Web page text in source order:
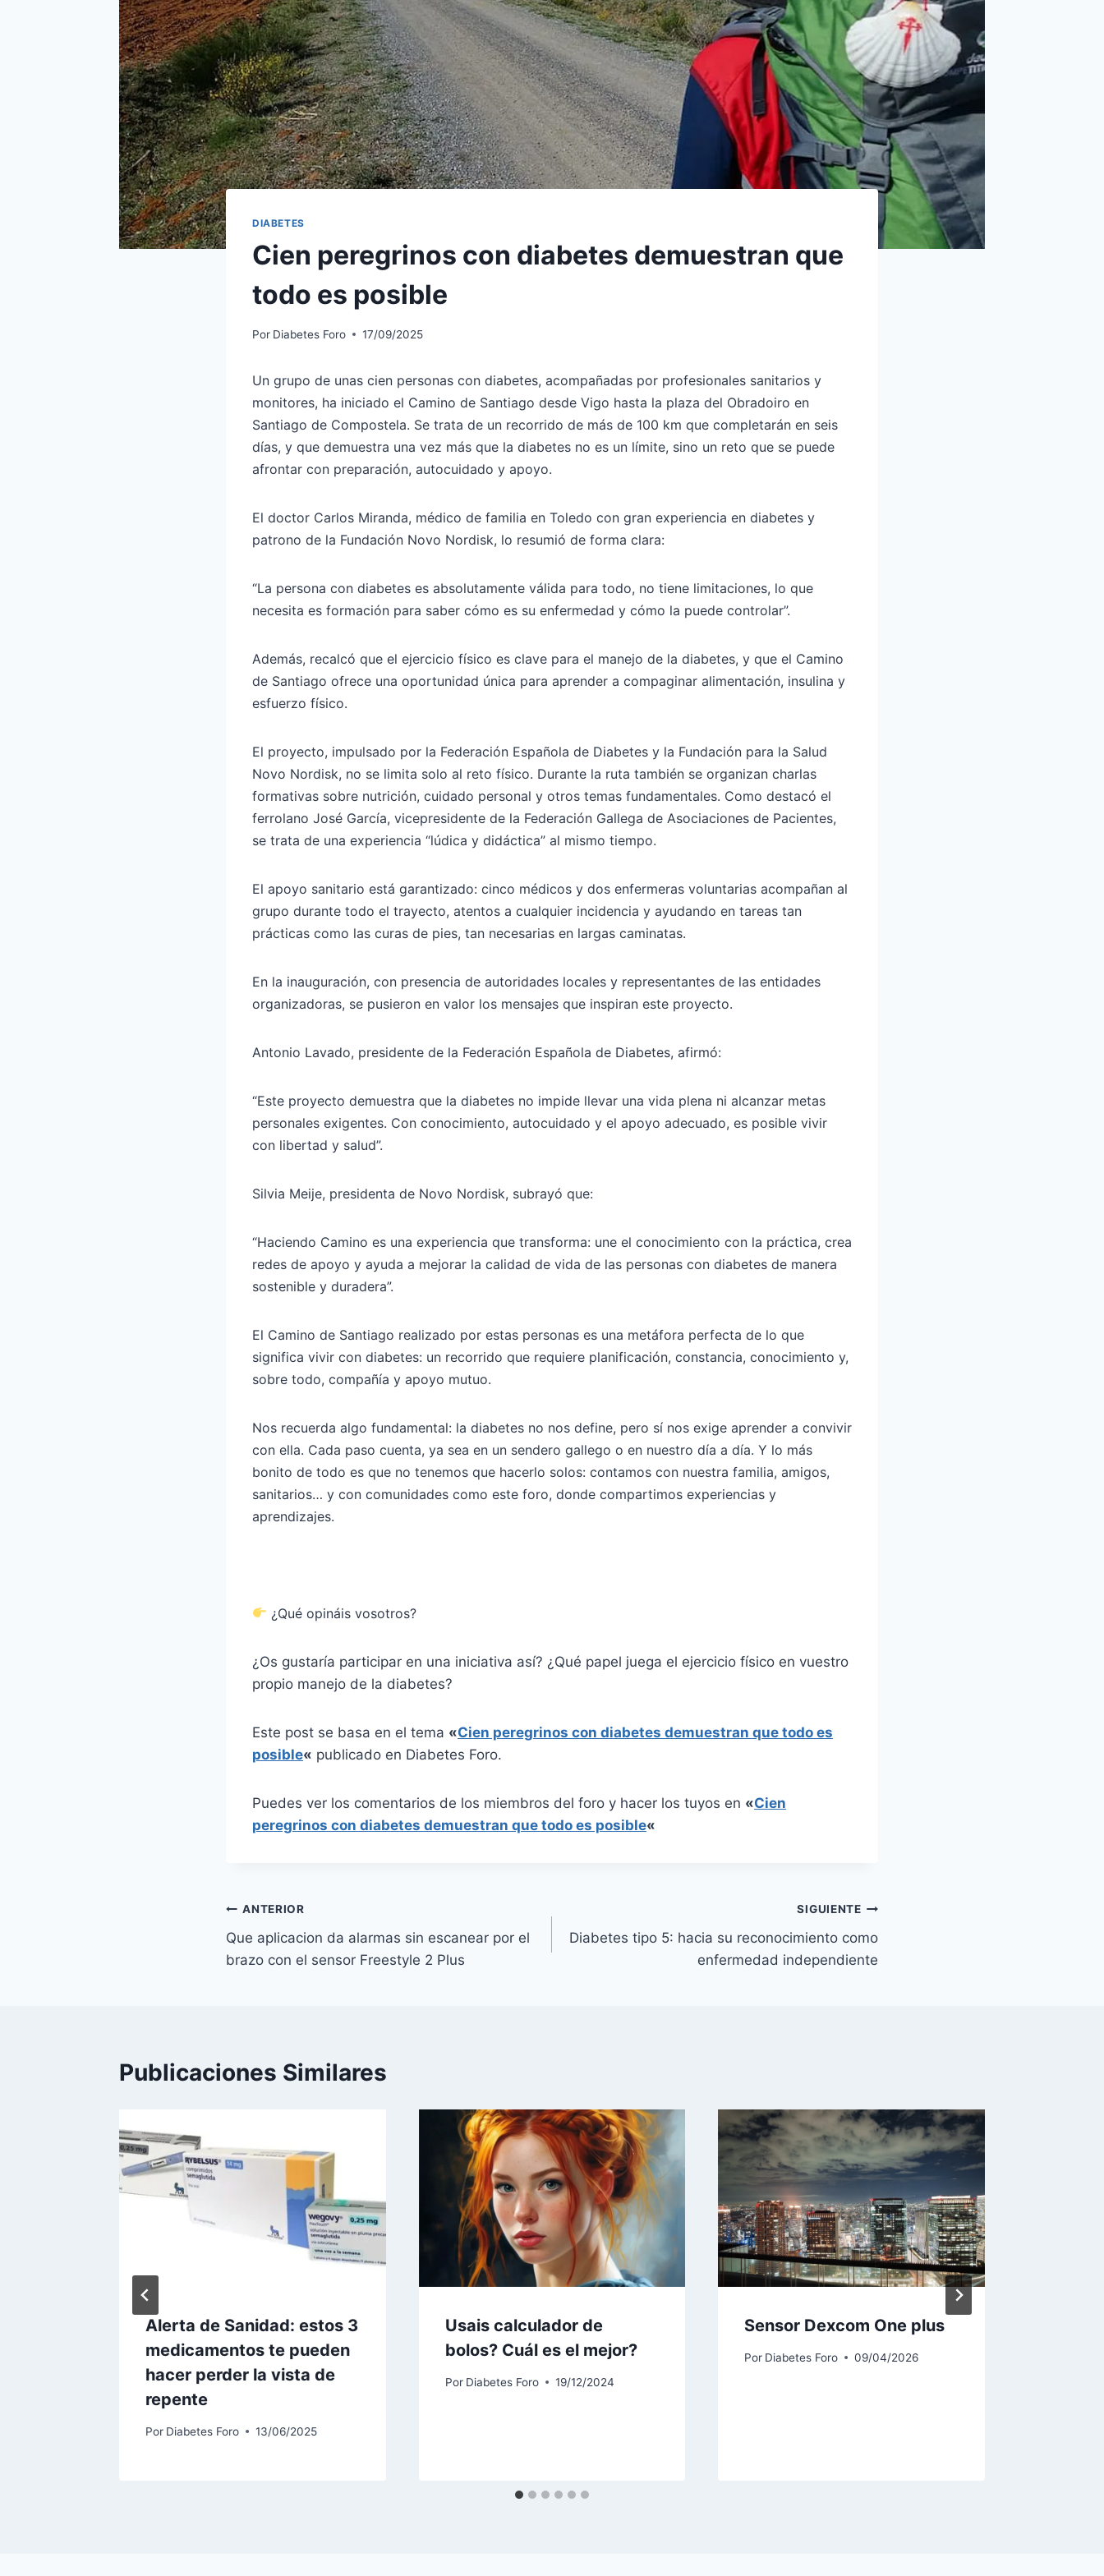
DIABETES
Cien peregrinos con diabetes demuestran que
todo es posible
Por Diabetes Foro 17/09/2025
Un grupo de unas cien personas con diabetes, acompañadas por profesionales sanitarios y
monitores, ha iniciado el Camino de Santiago desde Vigo hasta la plaza del Obradoiro en
Santiago de Compostela. Se trata de un recorrido de más de 100 km que completarán en seis
días, y que demuestra una vez más que la diabetes no es un límite, sino un reto que se puede
afrontar con preparación, autocuidado y apoyo.
El doctor Carlos Miranda, médico de familia en Toledo con gran experiencia en diabetes y
patrono de la Fundación Novo Nordisk, lo resumió de forma clara:
“La persona con diabetes es absolutamente válida para todo, no tiene limitaciones, lo que
necesita es formación para saber cómo es su enfermedad y cómo la puede controlar”.
Además, recalcó que el ejercicio físico es clave para el manejo de la diabetes, y que el Camino
de Santiago ofrece una oportunidad única para aprender a compaginar alimentación, insulina y
esfuerzo físico.
El proyecto, impulsado por la Federación Española de Diabetes y la Fundación para la Salud
Novo Nordisk, no se limita solo al reto físico. Durante la ruta también se organizan charlas
formativas sobre nutrición, cuidado personal y otros temas fundamentales. Como destacó el
ferrolano José García, vicepresidente de la Federación Gallega de Asociaciones de Pacientes,
se trata de una experiencia “lúdica y didáctica” al mismo tiempo.
El apoyo sanitario está garantizado: cinco médicos y dos enfermeras voluntarias acompañan al
grupo durante todo el trayecto, atentos a cualquier incidencia y ayudando en tareas tan
prácticas como las curas de pies, tan necesarias en largas caminatas.
En la inauguración, con presencia de autoridades locales y representantes de las entidades
organizadoras, se pusieron en valor los mensajes que inspiran este proyecto.
Antonio Lavado, presidente de la Federación Española de Diabetes, afirmó:
“Este proyecto demuestra que la diabetes no impide llevar una vida plena ni alcanzar metas
personales exigentes. Con conocimiento, autocuidado y el apoyo adecuado, es posible vivir
con libertad y salud”.
Silvia Meije, presidenta de Novo Nordisk, subrayó que:
“Haciendo Camino es una experiencia que transforma: une el conocimiento con la práctica, crea
redes de apoyo y ayuda a mejorar la calidad de vida de las personas con diabetes de manera
sostenible y duradera”.
El Camino de Santiago realizado por estas personas es una metáfora perfecta de lo que
significa vivir con diabetes: un recorrido que requiere planificación, constancia, conocimiento y,
sobre todo, compañía y apoyo mutuo.
Nos recuerda algo fundamental: la diabetes no nos define, pero sí nos exige aprender a convivir
con ella. Cada paso cuenta, ya sea en un sendero gallego o en nuestro día a día. Y lo más
bonito de todo es que no tenemos que hacerlo solos: contamos con nuestra familia, amigos,
sanitarios… y con comunidades como este foro, donde compartimos experiencias y
aprendizajes.
¿Qué opináis vosotros?
¿Os gustaría participar en una iniciativa así? ¿Qué papel juega el ejercicio físico en vuestro
propio manejo de la diabetes?
Este post se basa en el tema «Cien peregrinos con diabetes demuestran que todo es
posible« publicado en Diabetes Foro.
Puedes ver los comentarios de los miembros del foro y hacer los tuyos en «Cien
peregrinos con diabetes demuestran que todo es posible«
Navegación
de
ANTERIOR
Que aplicacion da alarmas sin escanear por el
brazo con el sensor Freestyle 2 Plus
SIGUIENTE
Diabetes tipo 5: hacia su reconocimiento como
enfermedad independiente
Publicaciones Similares
Alerta de Sanidad: estos 3
medicamentos te pueden
hacer perder la vista de
repente
Por Diabetes Foro 13/06/2025
Usais calculador de
bolos? Cuál es el mejor?
Por Diabetes Foro 19/12/2024
Sensor Dexcom One plus
Por Diabetes Foro 09/04/2026